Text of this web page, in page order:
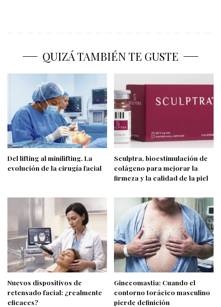
QUIZÁ TAMBIÉN TE GUSTE
Del lifting al minilifting. La
evolución de la cirugía facial
Sculptra, bioestimulación de
colágeno para mejorar la
firmeza y la calidad de la piel
Nuevos dispositivos de
retensado facial: ¿realmente
eficaces?
Ginecomastia: Cuando el
contorno torácico masculino
pierde definición